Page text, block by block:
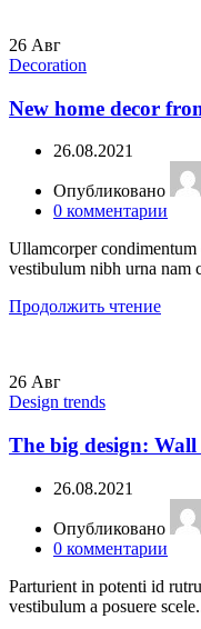
26 Авг
Decoration
New home decor
26.08.2021
Опубликовано
0 комментарии
Ullamcorper
vestibulum nibh urna nam
Продолжить чтение
26 Авг
Design trends
The big design:
26.08.2021
Опубликовано
0 комментарии
Parturient in potenti id
vestibulum a posuere